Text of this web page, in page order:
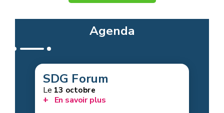
Agenda
SDG Forum
Le 13 octobre
En savoir plus